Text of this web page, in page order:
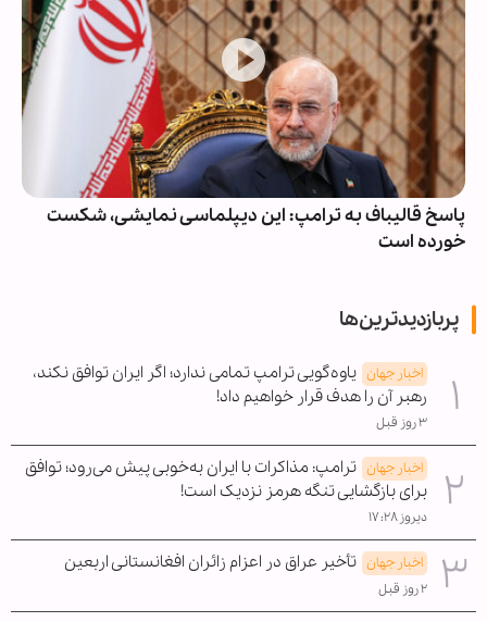
پاسخ قالیباف به ترامپ: این دیپلماسی نمایشی، شکست
خورده است
پربازدیدترین‌ها
اخبار جهان یاوه‌گویی ترامپ تمامی ندارد؛ اگر ایران توافق نکند،
رهبر آن را هدف قرار خواهیم داد!
۳ روز قبل
اخبار جهان ترامپ: مذاکرات با ایران به‌خوبی پیش می‌رود؛ توافق
برای بازگشایی تنگه هرمز نزدیک است!
دیروز ۱۷:۲۸
اخبار جهان تأخیر عراق در اعزام زائران افغانستانی اربعین
۲ روز قبل